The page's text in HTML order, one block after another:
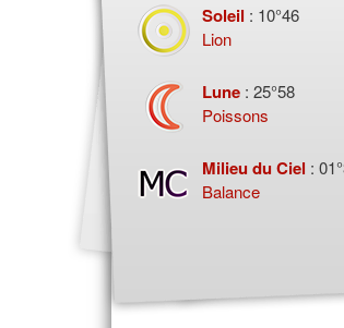
Soleil : 10°46
Lion
Lune : 25°58
Poissons
Milieu du Ciel :
Balance